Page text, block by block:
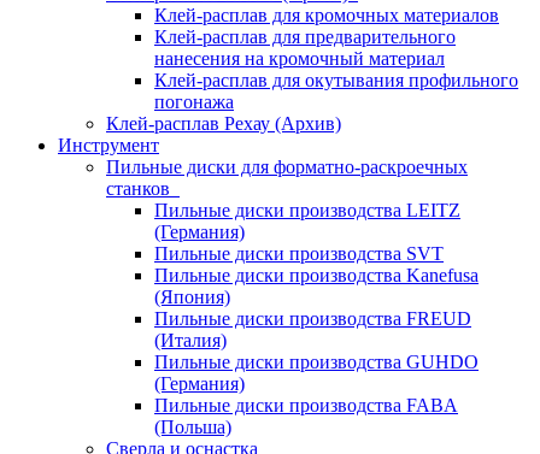
Клей-расплав для кромочных материалов
Клей-расплав для предварительного
нанесения на кромочный материал
Клей-расплав для окутывания профильного
погонажа
Клей-расплав Рехау (Архив)
Инструмент
Пильные диски для форматно-раскроечных
станков
Пильные диски производства LEITZ
(Германия)
Пильные диски производства SVT
Пильные диски производства Kanefusa
(Япония)
Пильные диски производства FREUD
(Италия)
Пильные диски производства GUHDO
(Германия)
Пильные диски производства FABA
(Польша)
Сверла и оснастка